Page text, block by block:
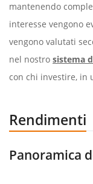
mantenendo
interesse vengono
vengono valutati
nel nostro sistema
con chi investire, in
Rendimenti
Panoramica